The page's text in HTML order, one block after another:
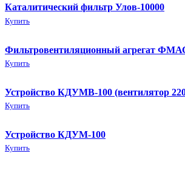
Каталитический фильтр Улов-10000
Купить
Фильтровентиляционный агрегат
Купить
Устройство КДУМВ-100 (вентилятор
Купить
Устройство КДУМ-100
Купить